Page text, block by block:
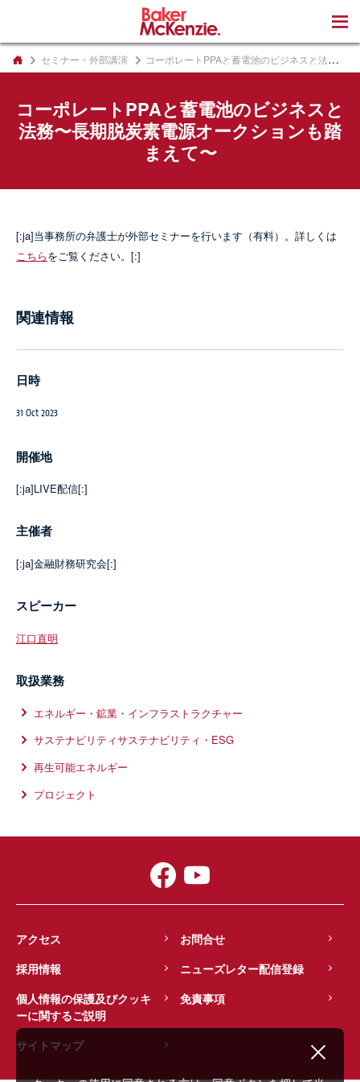
セミナー・外部講演 コーポレートPPAと蓄電池のビジネスと法務〜長期脱炭素電源オークションも踏まえて〜
コーポレートPPAと蓄電池のビジネスと
法務〜長期脱炭素電源オークションも踏
まえて〜
[:ja]当事務所の弁護士が外部セミナーを行います（有料）。詳しくは
こちらをご覧ください。[:]
関連情報
日時
31 Oct 2023
開催地
[:ja]LIVE配信[:]
主催者
[:ja]金融財務研究会[:]
スピーカー
江口直明
取扱業務
エネルギー・鉱業・インフラストラクチャー
サステナビリティサステナビリティ・ESG
再生可能エネルギー
プロジェクト
アクセス
お問合せ
採用情報
ニューズレター配信登録
個人情報の保護及びクッキ
ーに関するご説明
免責事項
サイトマップ